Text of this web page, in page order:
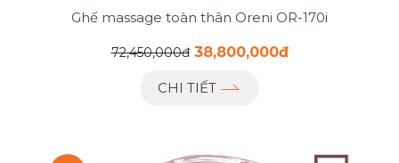
Ghế massage toàn thân Oreni OR-170i
72,450,000đ 38,800,000đ
CHI TIẾT